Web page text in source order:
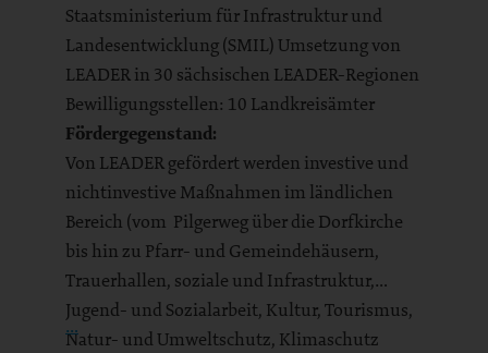
Staatsministerium für Infrastruktur und
Landesentwicklung (SMIL) Umsetzung von
LEADER in 30 sächsischen LEADER-Regionen
Bewilligungsstellen: 10 Landkreisämter
Fördergegenstand:
Von LEADER gefördert werden investive und
nichtinvestive Maßnahmen im ländlichen
Bereich (vom Pilgerweg über die Dorfkirche
bis hin zu Pfarr- und Gemeindehäusern,
Trauerhallen, soziale und Infrastruktur,
Jugend- und Sozialarbeit, Kultur, Tourismus,
Natur- und Umweltschutz, Klimaschutz
…